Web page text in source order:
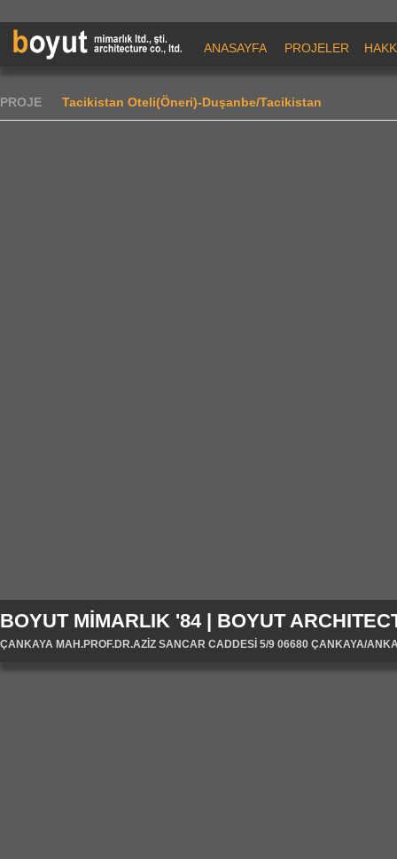
ANASAYFA PROJELER
PROJE Tacikistan Oteli(Öneri)-Duşanbe/Tacikistan
BOYUT MİMARLIK '84 | BOYUT
ÇANKAYA MAH.PROF.DR.AZİZ SANCAR CADDESİ 5/9 06680 ÇANKAYA/